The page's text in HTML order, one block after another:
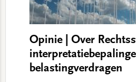
Opinie | Over
belastingverdragen